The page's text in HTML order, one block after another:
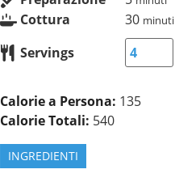
Cottura 30 minuti
Servings
Calorie a Persona: 135
Calorie Totali: 540
INGREDIENTI